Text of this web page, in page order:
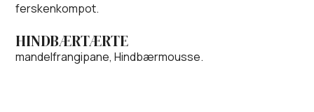
ferskenkompot.
HINDBÆRTÆRTE
mandelfrangipane, Hindbærmousse.